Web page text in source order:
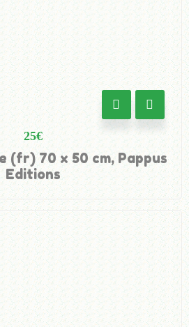
25€
(fr) 70 x 50 cm, Pappus
Editions